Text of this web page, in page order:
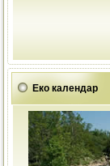
Еко календар